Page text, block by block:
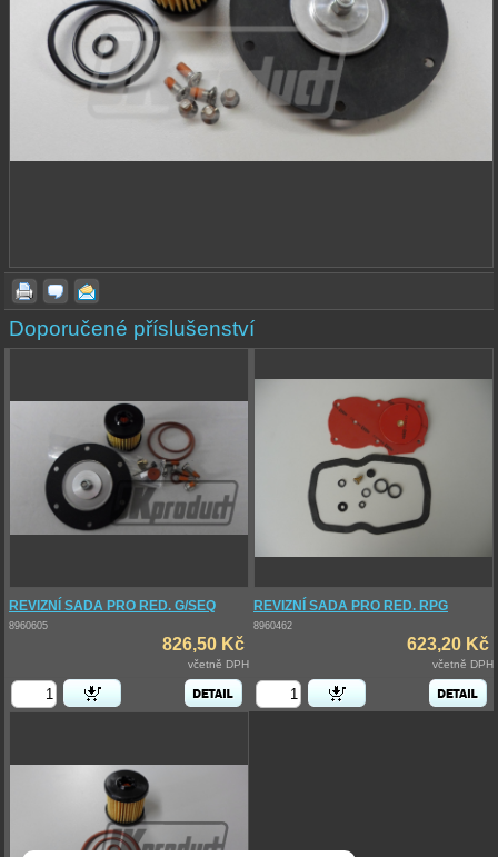
Doporučené příslušenství
REVIZNÍ SADA PRO RED. G/SEQ
8960605
826,50 Kč
včetně DPH
REVIZNÍ SADA PRO RED. RPG
8960462
623,20 Kč
včetně DPH